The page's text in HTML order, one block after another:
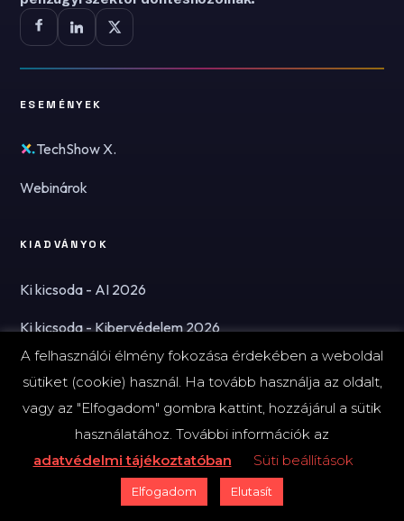
ESEMÉNYEK
TechShow X.
Webinárok
KIADVÁNYOK
Ki kicsoda - AI 2026
Ki kicsoda - Kibervédelem 2026
A FINTECHZONE-RÓL
Kik vagyunk?
Kapcsolat
A felhasználói élmény fokozása érdekében a weboldal
sütiket (cookie) használ. Ha tovább használja az oldalt,
vagy az "Elfogadom" gombra kattint, hozzájárul a sütik
használatához. További információk az
adatvédelmi tájékoztatóban
Süti beállítások
Elfogadom Elutasít